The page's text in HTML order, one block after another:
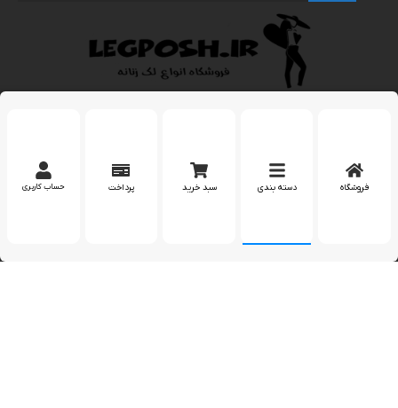
فروشگاه اینترنتی ما در شرق تهران میباشد
عرضه کننده پوشاک زنانه و دخترانه
اطلاعات تماس
فروشگاه دسته بندی سبد خرید پرداخت حساب کاربری